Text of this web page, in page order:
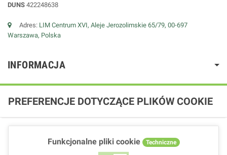
DUNS 422248638
Adres: LIM Centrum XVI, Aleje Jerozolimskie 65/79, 00-697
Warszawa, Polska
INFORMACJA
PREFERENCJE DOTYCZĄCE PLIKÓW COOKIE
Funkcjonalne pliki cookie Techniczne